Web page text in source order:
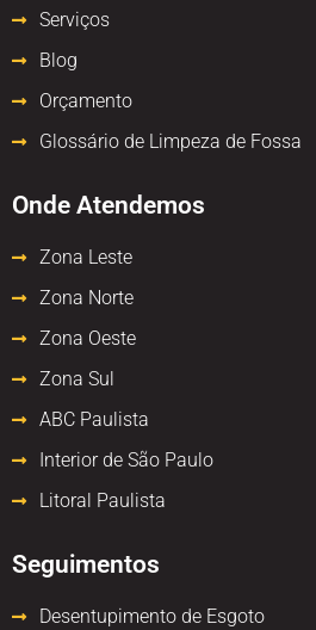
Serviços
Blog
Orçamento
Glossário de Limpeza de Fossa
Onde Atendemos
Zona Leste
Zona Norte
Zona Oeste
Zona Sul
ABC Paulista
Interior de São Paulo
Litoral Paulista
Seguimentos
Desentupimento de Esgoto